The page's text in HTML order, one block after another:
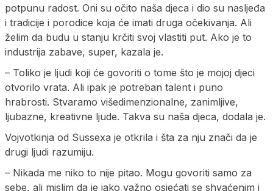
potpunu radost. Oni su očito naša djeca i dio su nasljeđa
i tradicije i porodice koja će imati druga očekivanja. Ali
želim da budu u stanju krčiti svoj vlastiti put. Ako je to
industrija zabave, super, kazala je.
– Toliko je ljudi koji će govoriti o tome što je mojoj djeci
otvorilo vrata. Ali ipak je potreban talent i puno
hrabrosti. Stvaramo višedimenzionalne, zanimljive,
ljubazne, kreativne ljude. Takva su naša djeca, dodala je.
Vojvotkinja od Sussexa je otkrila i šta za nju znači da je
drugi ljudi razumiju.
– Nikada me niko to nije pitao. Mogu govoriti samo za
sebe, ali mislim da je jako važno osjećati se shvaćenim i